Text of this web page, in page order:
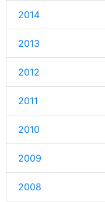
2014
2013
2012
2011
2010
2009
2008